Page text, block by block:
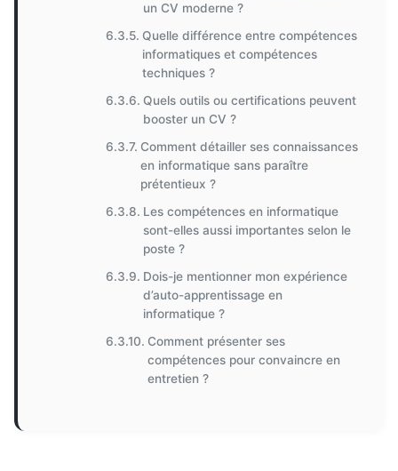
un CV moderne ?
Quelle différence entre compétences
informatiques et compétences
techniques ?
Quels outils ou certifications peuvent
booster un CV ?
Comment détailler ses connaissances
en informatique sans paraître
prétentieux ?
Les compétences en informatique
sont-elles aussi importantes selon le
poste ?
Dois-je mentionner mon expérience
d’auto-apprentissage en
informatique ?
Comment présenter ses
compétences pour convaincre en
entretien ?